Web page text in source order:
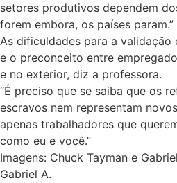
setores produtivos dependem
forem embora, os países param.”
As dificuldades para a
e o preconceito entre
e no exterior, diz a professora.
“É preciso que se saiba que os
escravos nem representam
apenas trabalhadores que
como eu e você.”
Imagens: Chuck Tayman e
Gabriel A.